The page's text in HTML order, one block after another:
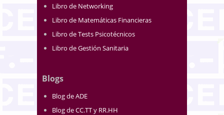
Libro de Networking
Libro de Matemáticas Financieras
Libro de Tests Psicotécnicos
Libro de Gestión Sanitaria
Blogs
Blog de ADE
Blog de CC.TT y RR.HH